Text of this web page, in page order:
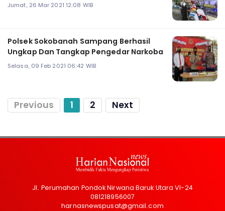
Jumat, 26 Mar 2021 12:08 WIB
Polsek Sokobanah Sampang Berhasil
Ungkap Dan Tangkap Pengedar Narkoba
Selasa, 09 Feb 2021 06:42 WIB
Previous 1 2 Next
Jl. Perumahan Pondok Nirwana Baruk Utara VI-24
081218956007
harnasnewspusat@gmail.com